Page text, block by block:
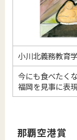
小川北義務教育
今にも食べたく
福岡を見事に表
那覇空港賞